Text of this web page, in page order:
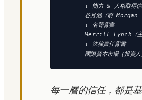
↓ 能力 & 人格取得
谷月涵（前 Morgan
      ↓ 名聲背書
Merrill Lynch（主
      ↓ 法律責任背書
每一層的信任，都是